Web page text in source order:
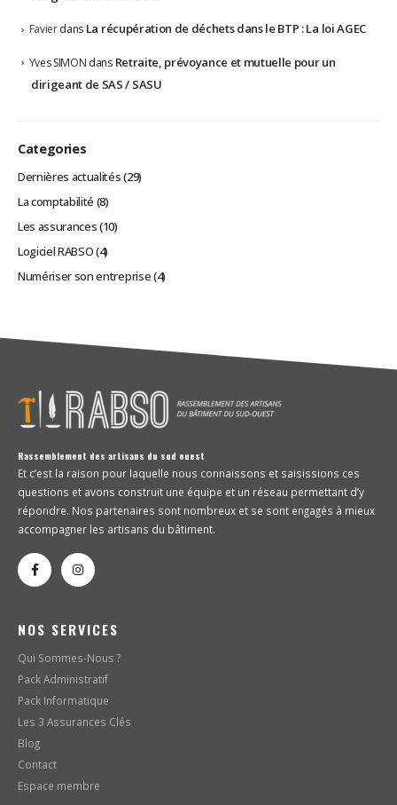
Favierdans La récupération de déchets dans le BTP : La loi AGEC
Yves SIMON dans Retraite, prévoyance et mutuelle pour un
dirigeant de SAS / SASU
Categories
Dernières actualités(29)
La comptabilité (8)
Les assurances(10)
Logiciel RABSO(4)
Numériser son entreprise(4)
Rassemblement des artisans du sud ouest
Et c’est la raison pour laquelle nous connaissons et saisissions ces
questions et avons construit une équipe et un réseau permettant d’y
répondre. Nos partenaires sont nombreux et se sont engagés à mieux
accompagner les artisans du bâtiment.
NOS SERVICES
Qui Sommes-Nous ?
Pack Administratif
Pack Informatique
Les 3 Assurances Clés
Blog
Contact
Espace membre